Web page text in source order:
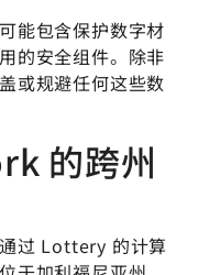
能包含保护数字材
的安全组件。除非
或规避任何这些数
的跨州
过 Lottery 的计算